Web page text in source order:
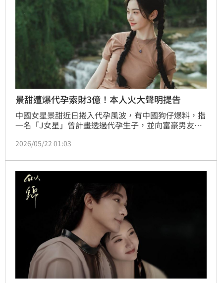
景甜遭爆代孕索財3億！本人火大聲明提告
中國女星景甜近日捲入代孕風波，有中國狗仔爆料，指
一名「J女星」曾計畫透過代孕生子，並向富豪男友索
中國網路再流出疑似海外代孕機構協議書，文件上更出
此，景甜工作室晚間火速發出嚴正聲明，強調相關內容
皆為造謠，已正式委請律師蒐證提告。
2026/05/22 01:03